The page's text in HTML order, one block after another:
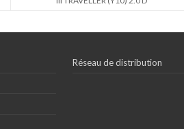
Réseau de distribution